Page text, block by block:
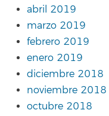
abril 2019
marzo 2019
febrero 2019
enero 2019
diciembre 2018
noviembre 2018
octubre 2018